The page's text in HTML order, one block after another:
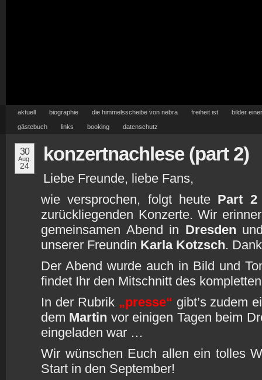
aktuell biographie die himmelsscheibe von nebra freiheit ist bilder
gästebuch links booking datenschutz
30
Aug.
24
konzertnachlese (part 2)
Liebe Freunde, liebe Fans,
wie versprochen, folgt heute Part 2
zurückliegenden Konzerte. Wir
gemeinsamen Abend in Dresden
unserer Freundin Karla Kotzsch.
Der Abend wurde auch in Bild und
findet Ihr den Mitschnitt des
In der Rubrik „presse“ gibt’s zudem
dem Martin vor einigen Tagen beim
eingeladen war …
Wir wünschen Euch allen ein tolles
Start in den September!